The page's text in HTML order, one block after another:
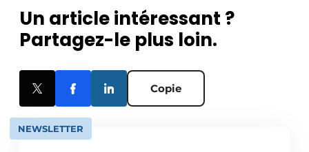
Un article intéressant ?
Partagez-le plus loin.
Copie
NEWSLETTER